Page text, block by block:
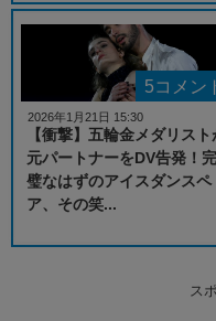
5コメン
【衝撃】五輪金メダリスト
元パートナーをDV告発！完
璧なはずのアイスダンスペ
ア、その笑...
2026年1月21日 15:30
ス